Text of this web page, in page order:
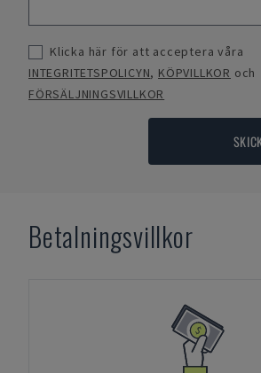
Klicka här för att acceptera våra
INTEGRITETSPOLICYN, KÖPVILLKOR och
FÖRSÄLJNINGSVILLKOR
Betalningsvillkor